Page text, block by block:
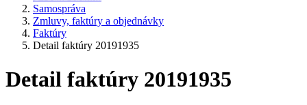
Samospráva
Zmluvy, faktúry a objednávky
Faktúry
Detail faktúry 20191935
Detail faktúry 20191935